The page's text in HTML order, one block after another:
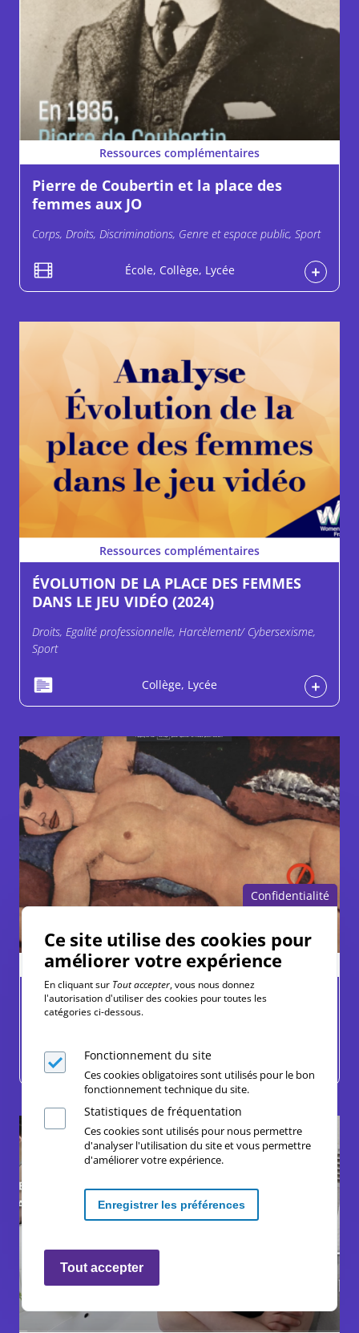
Ressources complémentaires
Pierre de Coubertin et la place des
femmes aux JO
Corps, Droits, Discriminations, Genre et espace public, Sport
École, Collège, Lycée
Ressources complémentaires
ÉVOLUTION DE LA PLACE DES FEMMES
DANS LE JEU VIDÉO (2024)
Droits, Egalité professionnelle, Harcèlement/ Cybersexisme,
Sport
Collège, Lycée
Ressources complémentaires
CACHEZ-MOI CE POIL...
Lycée
Confidentialité
Ce site utilise des cookies pour
améliorer votre expérience
En cliquant sur Tout accepter, vous nous donnez
l'autorisation d'utiliser des cookies pour toutes les
catégories ci-dessous.
Fonctionnement du site
Ces cookies obligatoires sont utilisés pour le bon
fonctionnement technique du site.
Statistiques de fréquentation
Ces cookies sont utilisés pour nous permettre
d'analyser l'utilisation du site et vous permettre
d'améliorer votre expérience.
Enregistrer les préférences
Tout accepter